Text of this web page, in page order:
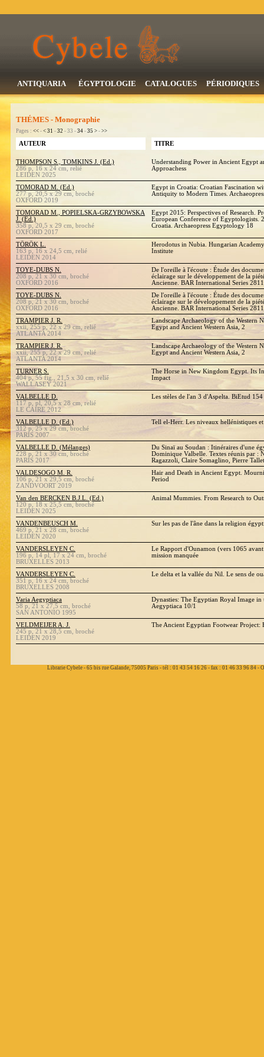
ANTIQUARIA ÉGYPTOLOGIE CATALOGUES PÉRIODIQUES
THÉMES - Monographie
Pages : << - < 31 - 32 - 33 - 34 - 35 > - >>
AUTEUR TITRE
THOMPSON S., TOMKINS J. (Ed.)
286 p, 16 x 24 cm, relié
LEIDEN 2025
Understanding Power in Ancient Egypt
Approachess
TOMORAD M. (Ed.)
277 p, 20,5 x 29 cm, broché
OXFORD 2019
Egypt in Croatia: Croatian Fascination
Antiquity to Modern Times.
TOMORAD M., POPIELSKA-GRZYBOWSKA
J. (Ed.)
358 p, 20,5 x 29 cm, broché
OXFORD 2017
Egypt 2015: Perspectives of Research.
European Conference of Egyptologists.
Croatia. Archaeopress Egyptology 18
TÖRÖK L.
163 p, 16 x 24,5 cm, relié
LEIDEN 2014
Herodotus in Nubia. Hungarian
Institute
TOYE-DUBS N.
208 p, 21 x 30 cm, broché
OXFORD 2016
De l'oreille à l'écoute : Étude des
éclairage sur le développement de la
Ancienne. BAR International Series 2811
TOYE-DUBS N.
208 p, 21 x 30 cm, broché
OXFORD 2016
De l'oreille à l'écoute : Étude des
éclairage sur le développement de la
Ancienne. BAR International Series 2811
TRAMPIER J. R.
xxii, 255 p, 22 x 29 cm, relié
ATLANTA 2014
Landscape Archaeology of the Western
Egypt and Ancient Western Asia, 2
TRAMPIER J. R.
xxii, 255 p, 22 x 29 cm, relié
ATLANTA 2014
Landscape Archaeology of the Western
Egypt and Ancient Western Asia, 2
TURNER S.
404 p, 55 fig., 21,5 x 30 cm, relié
WALLASEY 2021
The Horse in New Kingdom Egypt. Its
Impact
VALBELLE D.
117 p, pl, 20,5 x 28 cm, relié
LE CAIRE 2012
Les stèles de l'an 3 d'Aspelta. BiEtud 154
VALBELLE D. (Ed.)
312 p, 25 x 29 cm, broché
PARIS 2007
Tell el-Herr. Les niveaux hellénistiques
VALBELLE D. (Mélanges)
228 p, 21 x 30 cm, broché
PARIS 2017
Du Sinaï au Soudan : Itinéraires d'une
Dominique Valbelle. Textes réunis par :
Ragazzoli, Claire Somaglino, Pierre Tallet
VALDESOGO M. R.
106 p, 21 x 29,5 cm, broché
ZANDVOORT 2019
Hair and Death in Ancient Egypt.
Period
Van den BERCKEN B.J.L. (Ed.)
120 p, 18 x 25,5 cm, broché
LEIDEN 2025
Animal Mummies. From Research to
VANDENBEUSCH M.
469 p, 21 x 28 cm, broché
LEIDEN 2020
Sur les pas de l'âne dans la religion
VANDERSLEYEN C.
196 p, 14 pl, 17 x 24 cm, broché
BRUXELLES 2013
Le Rapport d'Ounamon (vers 1065
mission manquée
VANDERSLEYEN C.
351 p, 16 x 24 cm, broché
BRUXELLES 2008
Le delta et la vallée du Nil. Le sens de
Varia Aegyptiaca
58 p, 21 x 27,5 cm, broché
SAN ANTONIO 1995
Dynasties: The Egyptian Royal Image
Aegyptiaca 10/1
VELDMEIJER A. J.
245 p, 21 x 28,5 cm, broché
LEIDEN 2019
The Ancient Egyptian Footwear Project:
Librarie Cybele - 65 bis rue Galande, 75005 Paris - tél : 01 43 54 16 26 - fax : 01 46 33 96 84